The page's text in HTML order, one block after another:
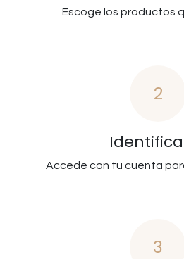
Escoge los productos
2
Accede con tu cuenta
3